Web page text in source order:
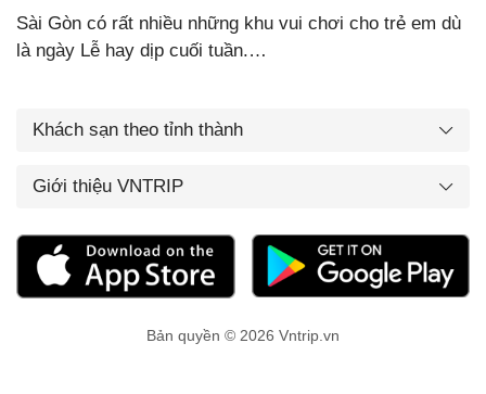
Sài Gòn có rất nhiều những khu vui chơi cho trẻ em dù
là ngày Lễ hay dịp cuối tuần.…
Khách sạn theo tỉnh thành
Giới thiệu VNTRIP
Bản quyền © 2026 Vntrip.vn